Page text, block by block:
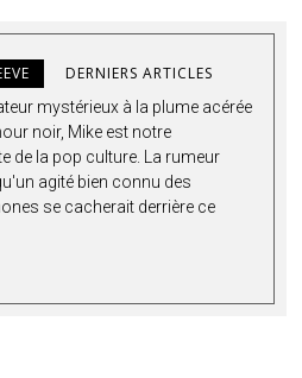
DERNIERS ARTICLES
mystérieux à la plume acérée
noir, Mike est notre
de la pop culture. La rumeur
agité bien connu des
se cacherait derrière ce